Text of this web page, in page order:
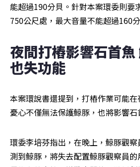
能超過190分貝。針對本案環委則要
750公尺處，最大音量不能超過160
夜間打樁影響石首
也失功能
本案環說書還提到，打樁作業可能
憂心不僅無法保護鯨豚，也將影響石
環委李培芬指出，在晚上，鯨豚觀
測到鯨豚，將失去配置鯨豚觀察員